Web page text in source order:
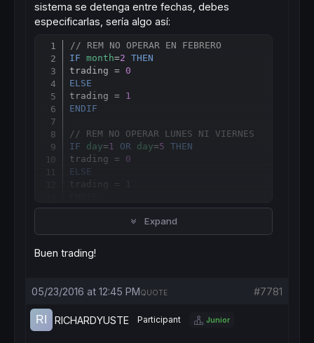
sistema se detenga entre fechas, debes
especificarlas, sería algo así:
// REM NO OPERAR EN FEBRERO
IF
month=2
THEN
trading = 0
ELSE
trading = 1
ENDIF
// REM NO OPERAR LUNES NI VIERNES
IF
day=1 OR day=5
THEN
trading = 0
ELSE
trading =
1
trading = 1 then
buy or sell
.........
endif
Expand
Buen trading!
05/23/2016 at 12:45 PM #7781
QUOTE
RICHARDYUSTE Participant Junior